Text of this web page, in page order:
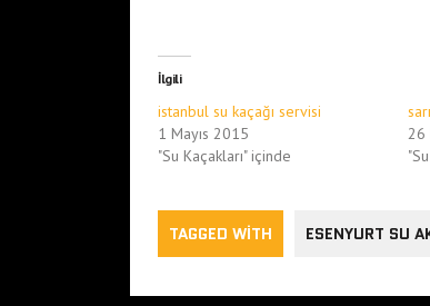
İlgili
istanbul su kaçağı servisi
1 Mayıs 2015
"Su Kaçakları" içinde
26
TAGGED WITH ESENYURT SU